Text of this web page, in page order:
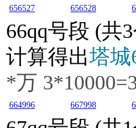
656527 656528
66qq号段 (共
计算得出塔城
*万 3
664996 667998